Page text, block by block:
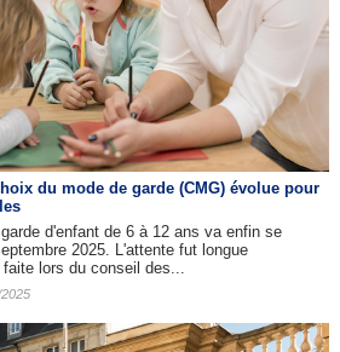
du mode de garde (CMG) évolue pour
d'enfant de 6 à 12 ans va enfin se
2025. L'attente fut longue
lors du conseil des...